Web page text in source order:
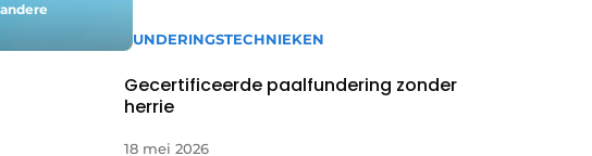
FUNDERINGSTECHNIEKEN
Gecertificeerde paalfundering zonder
herrie
18 mei 2026